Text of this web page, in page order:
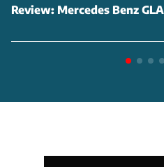
Review: Mercedes Benz GLA